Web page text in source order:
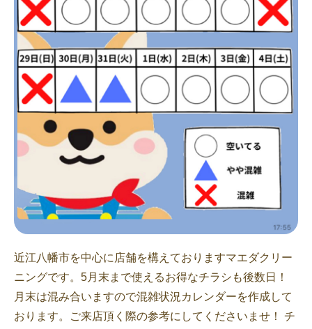
近江八幡市を中心に店舗を構えておりますマエダクリー
ニングです。5月末まで使えるお得なチラシも後数日！
月末は混み合いますので混雑状況カレンダーを作成して
おります。ご来店頂く際の参考にしてくださいませ！ チ